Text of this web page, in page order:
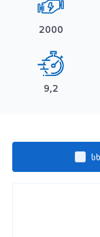
2000
9,2